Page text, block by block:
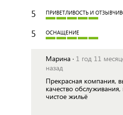
5 ПРИВЕТЛИВОСТЬ И
5 ОСНАЩЕНИЕ
Марина · 1 год 11
назад
Прекрасная компания,
качество
чистое жильё